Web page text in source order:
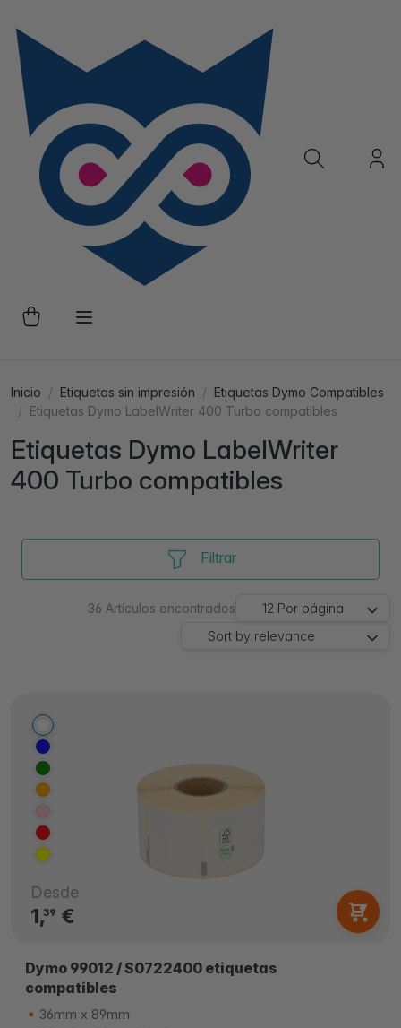
Inicio Etiquetas sin impresión
Etiquetas Dymo Compatibles
Etiquetas Dymo LabelWriter 400 Turbo compatibles
Etiquetas Dymo LabelWriter
400 Turbo compatibles
Filtrar
36 Artículos encontrados 12 Por página
Sort by relevance
Desde
1,39 €
Dymo 99012 / S0722400 etiquetas
compatibles
36mm x 89mm